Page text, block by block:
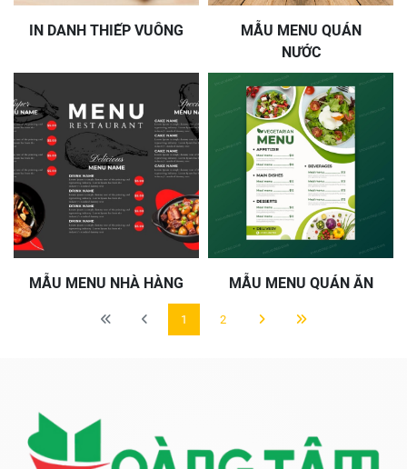
IN DANH THIẾP VUÔNG
MẪU MENU QUÁN
NƯỚC
MẪU MENU NHÀ HÀNG MẪU MENU QUÁN ĂN
1 2